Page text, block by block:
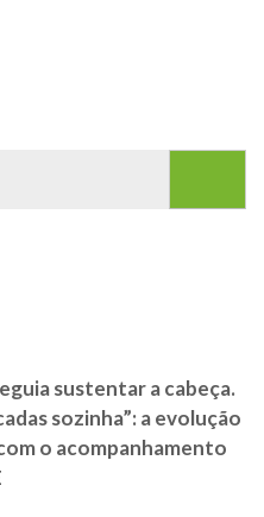
sustentar a cabeça.
sozinha”: a evolução
o acompanhamento